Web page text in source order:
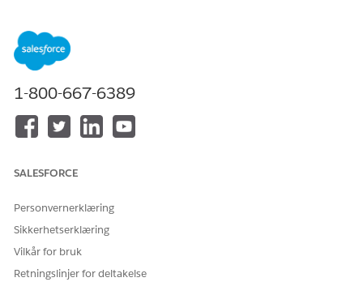
NØDVENDIGE UTGAVER
Tilgjengelig i Lightning Experience
Tilgjengelig i
Enterprise
Developer
Edition med Field Service and Foundations, eller
Einstein 1 Field Service
Før du begynner bør du lese gjennom
konfigurere deg som agent, er alle disse trinnene allerede
fullført, og du kan hoppe til
Opprette Field Service Scheduling Agent for kundeinitiert
1-800-667-6389
SALESFORCE
Personvernerklæring
Sikkerhetserklæring
Vilkår for bruk
Retningslinjer for deltakelse